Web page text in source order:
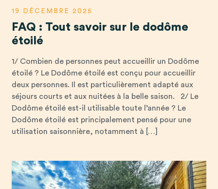
19 DÉCEMBRE 2025
FAQ : Tout savoir sur le dodôme
étoilé
1/ Combien de personnes peut accueillir un Dodôme
étoilé ? Le Dodôme étoilé est conçu pour accueillir
deux personnes. Il est particulièrement adapté aux
séjours courts et aux nuitées à la belle saison. 2/ Le
Dodôme étoilé est-il utilisable toute l’année ? Le
Dodôme étoilé est principalement pensé pour une
utilisation saisonnière, notamment à […]